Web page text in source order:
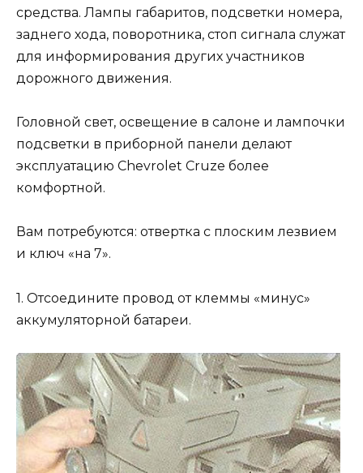
средства. Лампы габаритов, подсветки номера,
заднего хода, поворотника, стоп сигнала служат
для информирования других участников
дорожного движения.
Головной свет, освещение в салоне и лампочки
подсветки в приборной панели делают
эксплуатацию Chevrolet Cruze более
комфортной.
Вам потребуются: отвертка с плоским лезвием
и ключ «на 7».
1. Отсоедините провод от клеммы «минус»
аккумуляторной батареи.